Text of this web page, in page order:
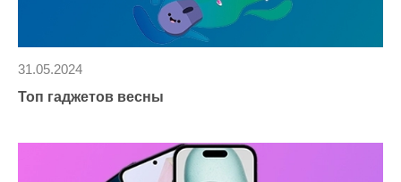
Топ гаджетов весны
31.05.2024